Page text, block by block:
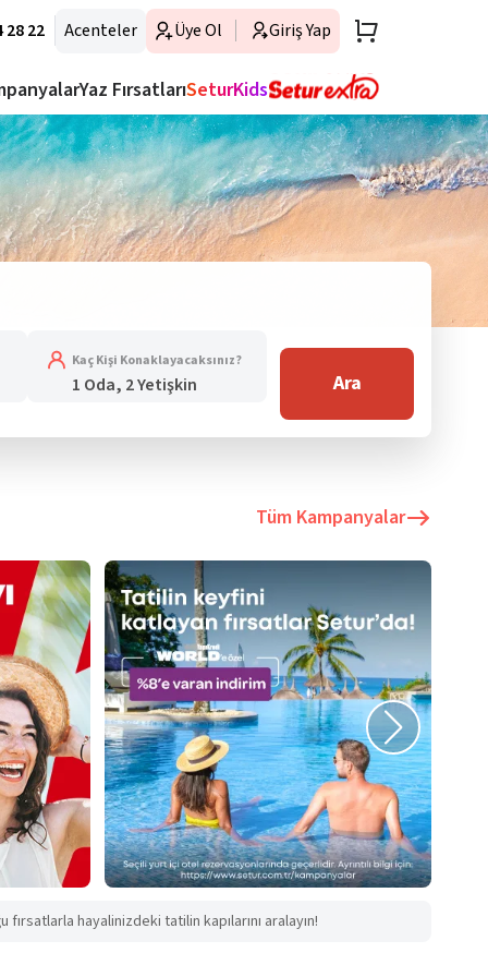
28 22 Acenteler Üye Ol Giriş Yap
Yaz FırsatlarıSeturKids
Kaç Kişi Konaklayacaksınız?
1 Oda, 2 Yetişkin Ara
Tüm Kampanyalar
hayalinizdeki tatilin kapılarını aralayın!